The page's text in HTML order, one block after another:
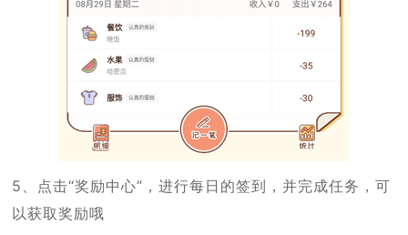
5、点击“奖励中心”，进行每日的签到，并完成任务，可
以获取奖励哦